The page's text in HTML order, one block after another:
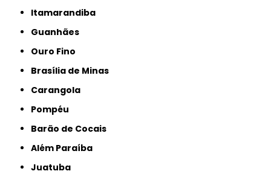
Itamarandiba
Guanhães
Ouro Fino
Brasília de Minas
Carangola
Pompéu
Barão de Cocais
Além Paraíba
Juatuba